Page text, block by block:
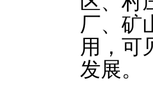
厂、矿
用，可
发展。